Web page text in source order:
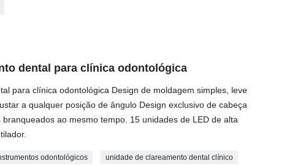
dental para clínica odontológica
para clínica odontológica Design de moldagem simples, leve
a qualquer posição de ângulo Design exclusivo de cabeça
ao mesmo tempo. 15 unidades de LED de alta
odontológicos unidade de clareamento dental clínico